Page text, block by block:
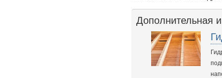
Дополнительная